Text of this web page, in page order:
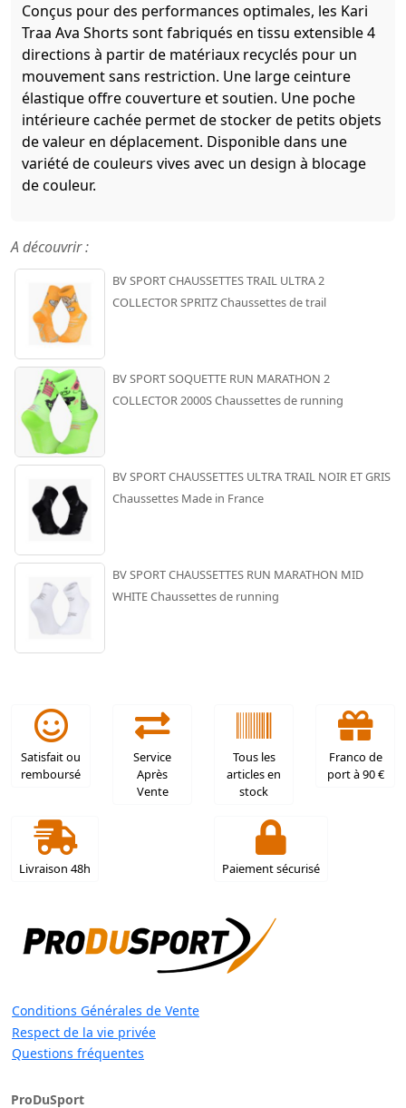
Conçus pour des performances optimales, les Kari
Traa Ava Shorts sont fabriqués en tissu extensible 4
directions à partir de matériaux recyclés pour un
mouvement sans restriction. Une large ceinture
élastique offre couverture et soutien. Une poche
intérieure cachée permet de stocker de petits objets
de valeur en déplacement. Disponible dans une
variété de couleurs vives avec un design à blocage
de couleur.
A découvrir :
BV SPORT CHAUSSETTES TRAIL ULTRA 2
COLLECTOR SPRITZ Chaussettes de trail
BV SPORT SOQUETTE RUN MARATHON 2
COLLECTOR 2000S Chaussettes de running
BV SPORT CHAUSSETTES ULTRA TRAIL NOIR ET GRIS
Chaussettes Made in France
BV SPORT CHAUSSETTES RUN MARATHON MID
WHITE Chaussettes de running
Satisfait ou
remboursé
Service
Après
Vente
Tous les
articles en
stock
Franco de
port à 90 €
Livraison 48h Paiement sécurisé
Conditions Générales de Vente
Respect de la vie privée
Questions fréquentes
ProDuSport